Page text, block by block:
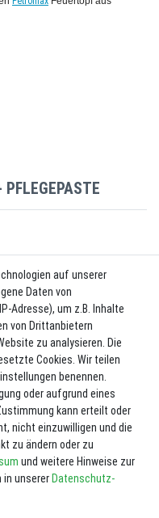
PFLEGEPASTE
auf unserer
Daten von
Adresse), um z.B. Inhalte
von Drittanbietern
zu analysieren. Die
Cookies. Wir teilen
benennen.
oder aufgrund eines
kann erteilt oder
nicht einzuwilligen und die
zu ändern oder zu
und weitere Hinweise zur
in unserer Daten­schutz­